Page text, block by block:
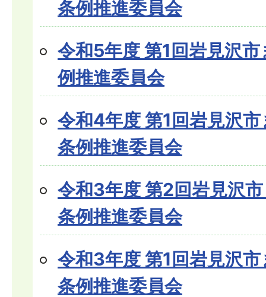
条例推進委員会
令和5年度 第1回岩見沢
例推進委員会
令和4年度 第1回岩見沢
条例推進委員会
令和3年度 第2回岩見沢
条例推進委員会
令和3年度 第1回岩見沢
条例推進委員会